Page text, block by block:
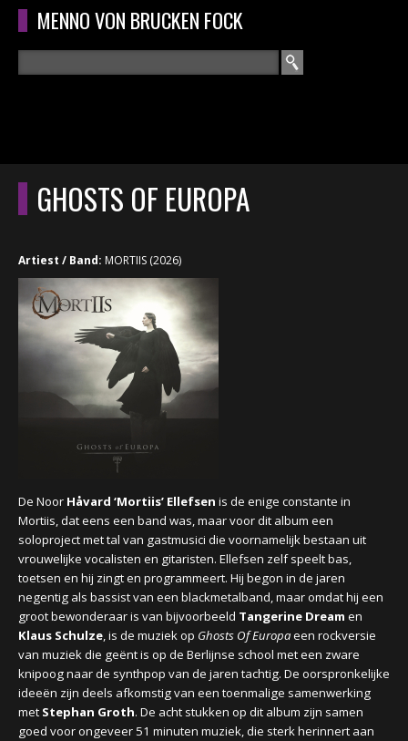
Overslaan en naar de algemene inhoud gaan
MENNO VON BRUCKEN FOCK
ZOEKVELD
HOOFDMENU HOME
CURRICULUM
RECENSIES
INTERVIEWS
CONCERTEN
CONCERTFOTO'S
GHOSTS OF EUROPA
Artiest / Band: MORTIIS (2026)
De Noor Håvard ‘Mortiis’ Ellefsen is de enige constante in
Mortiis, dat eens een band was, maar voor dit album een
soloproject met tal van gastmusici die voornamelijk bestaan uit
vrouwelijke vocalisten en gitaristen. Ellefsen zelf speelt bas,
toetsen en hij zingt en programmeert. Hij begon in de jaren
negentig als bassist van een blackmetalband, maar omdat hij een
groot bewonderaar is van bijvoorbeeld Tangerine Dream en
Klaus Schulze, is de muziek op Ghosts Of Europaeen rockversie
van muziek die geënt is op de Berlijnse school met een zware
knipoog naar de synthpop van de jaren tachtig. De oorspronkelijke
ideeën zijn deels afkomstig van een toenmalige samenwerking
met Stephan Groth. De acht stukken op dit album zijn samen
goed voor ongeveer 51 minuten muziek, die sterk herinnert aan